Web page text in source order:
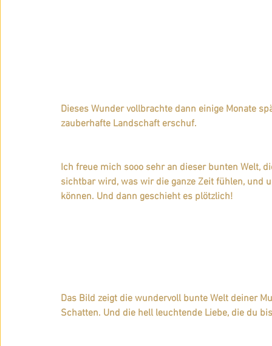
Dieses Wunder vollbrachte dann einige Monate
zauberhafte Landschaft erschuf.
Ich freue mich sooo sehr an dieser bunten Welt,
sichtbar wird, was wir die ganze Zeit fühlen, und
können. Und dann geschieht es plötzlich!
Das Bild zeigt die wundervoll bunte Welt deiner
Schatten. Und die hell leuchtende Liebe, die du